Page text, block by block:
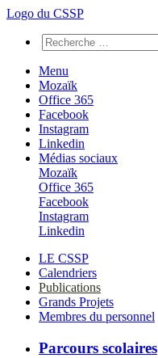
Logo du CSSP
Menu
Mozaïk
Office 365
Facebook
Instagram
Linkedin
Médias sociaux
Mozaïk
Office 365
Facebook
Instagram
Linkedin
LE CSSP
Calendriers
Publications
Grands Projets
Membres du personnel
Parcours scolaires